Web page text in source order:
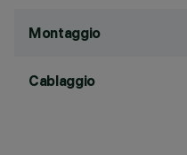
Montaggio
Cablaggio